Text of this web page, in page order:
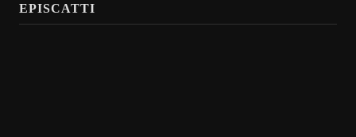
EPISCATTI